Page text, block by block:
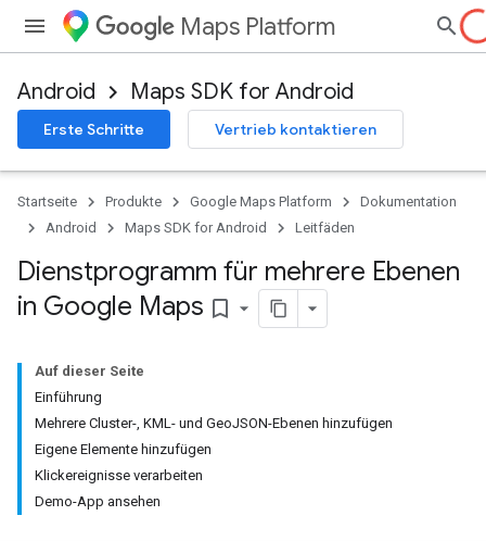
Maps Platform
Android Maps SDK for Android
Erste Schritte Vertrieb kontaktieren
Startseite Produkte Google Maps Platform
Dokumentation
Android
Maps SDK for Android Leitfäden
Dienstprogramm für mehrere Ebenen
in Google Maps bookmark_border
Auf dieser Seite
Einführung
Mehrere Cluster-, KML- und GeoJSON-Ebenen hinzufügen
Eigene Elemente hinzufügen
Klickereignisse verarbeiten
Demo-App ansehen